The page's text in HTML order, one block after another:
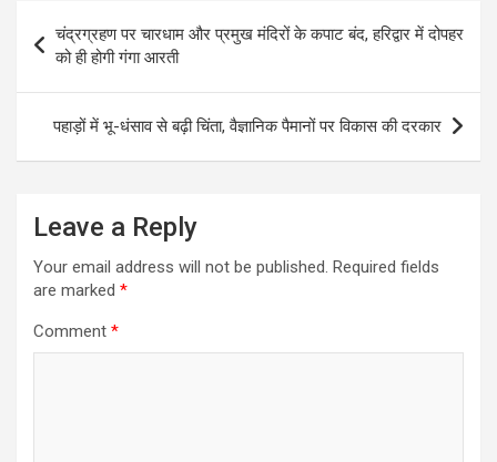
Post
navigation
चंद्रग्रहण पर चारधाम और प्रमुख मंदिरों के कपाट बंद, हरिद्वार में दोपहर
को ही होगी गंगा आरती
पहाड़ों में भू-धंसाव से बढ़ी चिंता, वैज्ञानिक पैमानों पर विकास की दरकार
Leave a Reply
Your email address will not be published. Required fields
are marked *
Comment *